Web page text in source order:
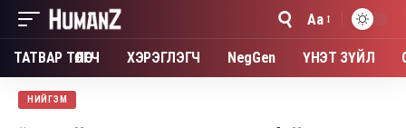
Font
Resizer
Aa
ТАТВАР ТӨЛӨГЧ ХЭРЭГЛЭГЧ NegGen ҮНЭТ ЗҮЙЛ
НИЙГЭМ